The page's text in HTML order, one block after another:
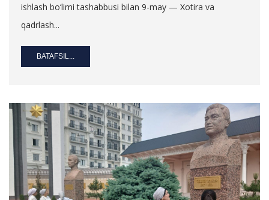
ishlash bo‘limi tashabbusi bilan 9-may — Xotira va
qadrlash...
BATAFSIL...